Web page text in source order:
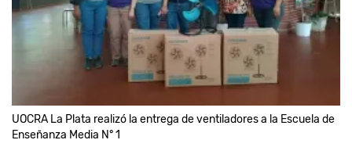
UOCRA La Plata realizó la entrega de ventiladores a la Escuela de
Enseñanza Media N° 1